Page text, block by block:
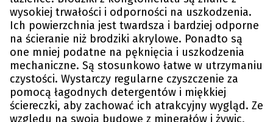
wysokiej trwałości i odporności na uszkodzenia.
Ich powierzchnia jest twardsza i bardziej odporne
na ścieranie niż brodziki akrylowe. Ponadto są
one mniej podatne na pęknięcia i uszkodzenia
mechaniczne. Są stosunkowo łatwe w utrzymaniu
czystości. Wystarczy regularne czyszczenie za
pomocą łagodnych detergentów i miękkiej
ściereczki, aby zachować ich atrakcyjny wygląd. Ze
względu na swoją budowę z minerałów i żywic,